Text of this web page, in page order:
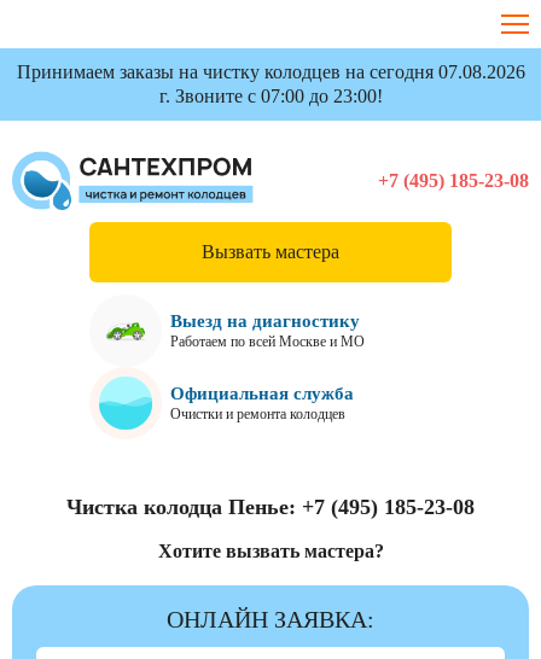
Принимаем заказы на чистку колодцев на сегодня 07.08.2026
г. Звоните с 07:00 до 23:00!
Вызвать мастера
Выезд на диагностику
Работаем по всей Москве и МО
Официальная служба
Очистки и ремонта колодцев
+7 (495) 185-23-08
Чистка колодца Пенье: +7 (495) 185-23-08
Хотите вызвать мастера?
ОНЛАЙН ЗАЯВКА: